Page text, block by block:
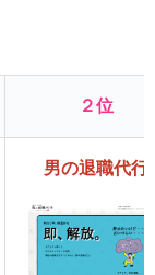
２位
男の退職代行